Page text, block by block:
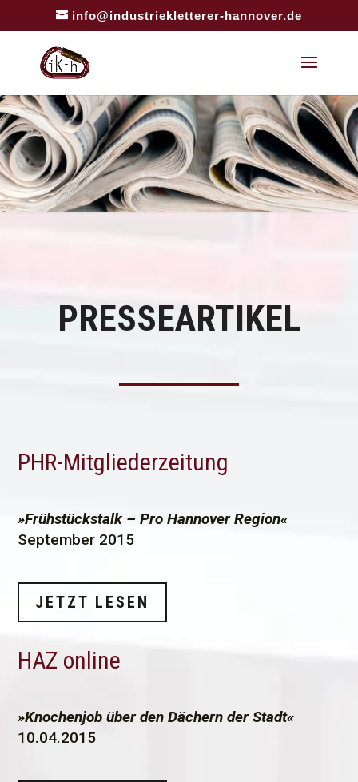
info@industriekletterer-hannover.de
PRESSEARTIKEL
PHR-Mitgliederzeitung
»Frühstückstalk – Pro Hannover Region«
September 2015
JETZT LESEN
HAZ online
»Knochenjob über den Dächern der Stadt«
10.04.2015